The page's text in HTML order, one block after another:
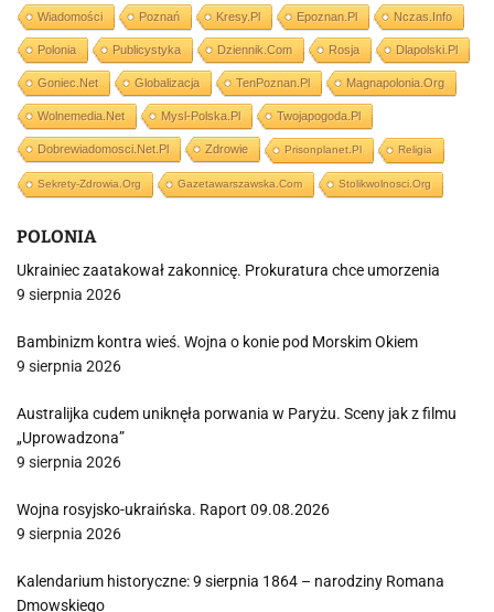
Wiadomości Poznań Kresy.pl Epoznan.pl Nczas.info
Polonia Publicystyka Dziennik.com Rosja Dlapolski.pl
Goniec.net Globalizacja TenPoznan.pl Magnapolonia.org
Wolnemedia.net Mysl-Polska.pl Twojapogoda.pl
Dobrewiadomosci.net.pl Zdrowie Prisonplanet.pl Religia
Sekrety-Zdrowia.org Gazetawarszawska.com Stolikwolnosci.org
POLONIA
Ukrainiec zaatakował zakonnicę. Prokuratura chce umorzenia
9 sierpnia 2026
Bambinizm kontra wieś. Wojna o konie pod Morskim Okiem
9 sierpnia 2026
Australijka cudem uniknęła porwania w Paryżu. Sceny jak z filmu
„Uprowadzona”
9 sierpnia 2026
Wojna rosyjsko-ukraińska. Raport 09.08.2026
9 sierpnia 2026
Kalendarium historyczne: 9 sierpnia 1864 – narodziny Romana
Dmowskiego